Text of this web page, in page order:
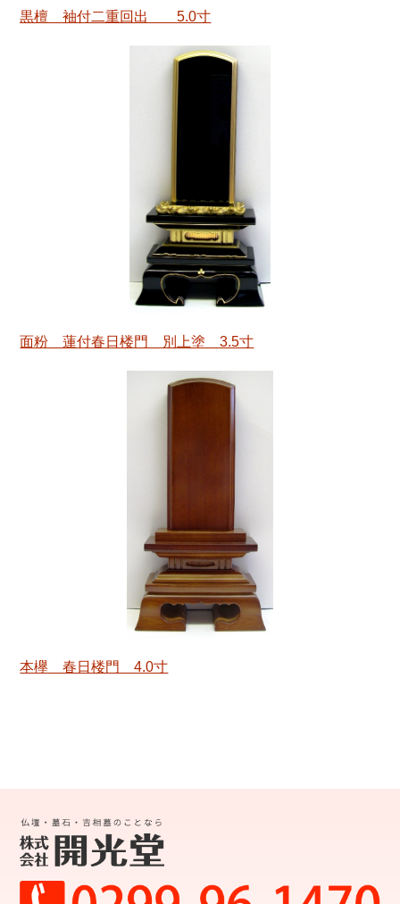
黒檀 袖付二重回出 5.0寸
面粉 蓮付春日楼門 別上塗 3.5寸
本欅 春日楼門 4.0寸